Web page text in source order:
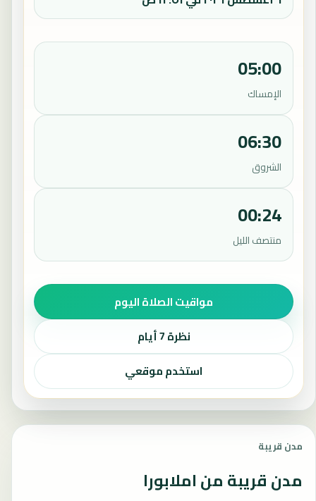
05:00
الإمساك
06:30
الشروق
00:24
منتصف الليل
مواقيت الصلاة اليوم
نظرة 7 أيام
استخدم موقعي
مدن قريبة
مدن قريبة من املابورا